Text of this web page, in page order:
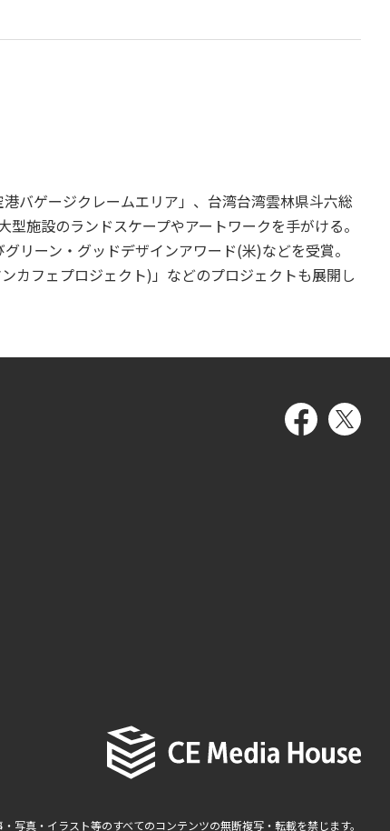
港バゲージクレームエリア」、台湾台湾雲林県斗六総
施設のランドスケープやアートワークを手がける。
リーン・グッドデザインアワード(米)などを受賞。
カフェプロジェクト)」などのプロジェクトも展開し
写真・イラスト等のすべてのコンテンツの無断複写・転載を禁じます。